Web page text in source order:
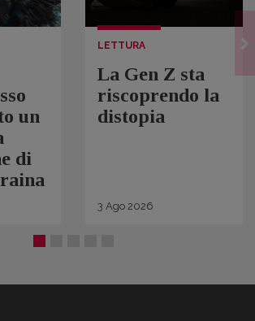
un
di
LETTURA
La Gen Z sta
riscoprendo la
distopia
3 Ago 2026